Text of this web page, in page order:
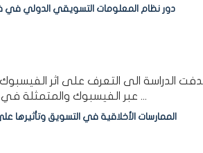
دور نظام المعلومات التسويقي الدولي في
الدراسة الى التعرف على اثر
عبر الفيسبوك والمتمثلة في (المنتج ،التسعير ،الترويج،التوزيع )ولتحقيق اهداف الدراسة واختبار فرضياتها اختيرت ...
الممارسات الأخلاقية في التسويق